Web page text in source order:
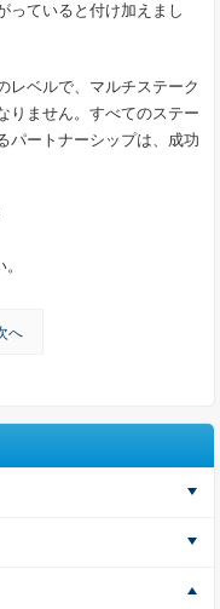
っていると付け加えまし
レベルで、マルチステーク
りません。すべてのステー
パートナーシップは、成功
へ